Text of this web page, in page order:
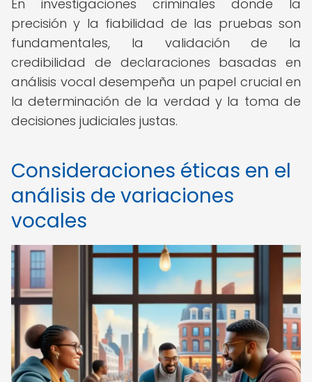
En investigaciones criminales donde la
precisión y la fiabilidad de las pruebas son
fundamentales, la validación de la
credibilidad de declaraciones basadas en
análisis vocal desempeña un papel crucial en
la determinación de la verdad y la toma de
decisiones judiciales justas.
Consideraciones éticas en el
análisis de variaciones
vocales